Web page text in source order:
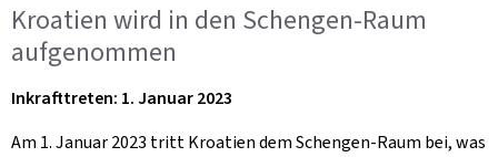
Kroatien wird in den Schengen-Raum
aufgenommen
Inkrafttreten: 1. Januar 2023
Am 1. Januar 2023 tritt Kroatien dem Schengen-Raum bei, was